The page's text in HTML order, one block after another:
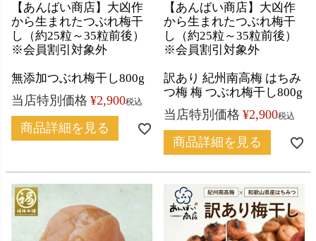
【あんばい商店】大凶作
から生まれたつぶれ梅干
し（約25粒～35粒前後）
※会員割引対象外
無添加つぶれ梅干し800g
当店特別価格 ¥2,900税込
商品詳細を見る
【あんばい商店】大凶作
から生まれたつぶれ梅干
し（約25粒～35粒前後）
※会員割引対象外
訳あり 紀州南高梅 はちみ
つ梅 梅 つぶれ梅干し800g
当店特別価格 ¥2,900税込
商品詳細を見る